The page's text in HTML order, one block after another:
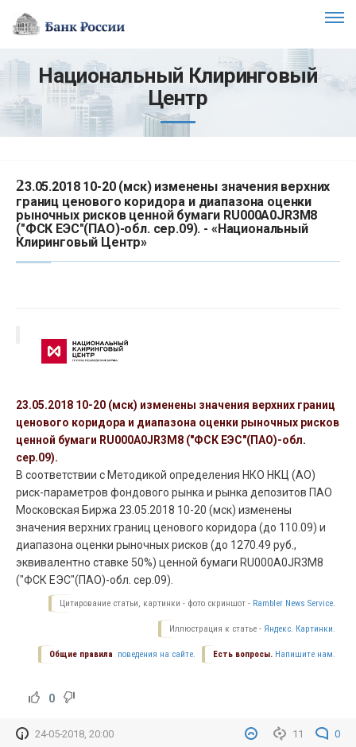
Национальный Клиринговый
Центр
23.05.2018 10-20 (мск) изменены значения верхних
границ ценового коридора и диапазона оценки
рыночных рисков ценной бумаги RU000A0JR3M8
("ФСК ЕЭС"(ПАО)-обл. сер.09). - «Национальный
Клиринговый Центр»
23.05.2018 10-20 (мск) изменены значения верхних границ
ценового коридора и диапазона оценки рыночных рисков
ценной бумаги RU000A0JR3M8 ("ФСК ЕЭС"(ПАО)-обл.
сер.09).
В соответствии с Методикой определения НКО НКЦ (АО)
риск-параметров фондового рынка и рынка депозитов ПАО
Московская Биржа 23.05.2018 10-20 (мск) изменены
значения верхних границ ценового коридора (до 110.09) и
диапазона оценки рыночных рисков (до 1270.49 руб.,
эквивалентно ставке 50%) ценной бумаги RU000A0JR3M8
("ФСК ЕЭС"(ПАО)-обл. сер.09).
Цитирование статьи, картинки - фото скриншот - Rambler News Service.
Иллюстрация к статье - Яндекс. Картинки.
Есть вопросы. Напишите нам.
Общие правила поведения на сайте.
0
11 0
24-05-2018, 20:00